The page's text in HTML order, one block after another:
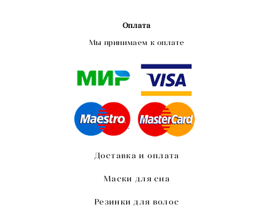
Оплата
Мы принимаем к оплате
Доставка и оплата
Маски для сна
Резинки для волос